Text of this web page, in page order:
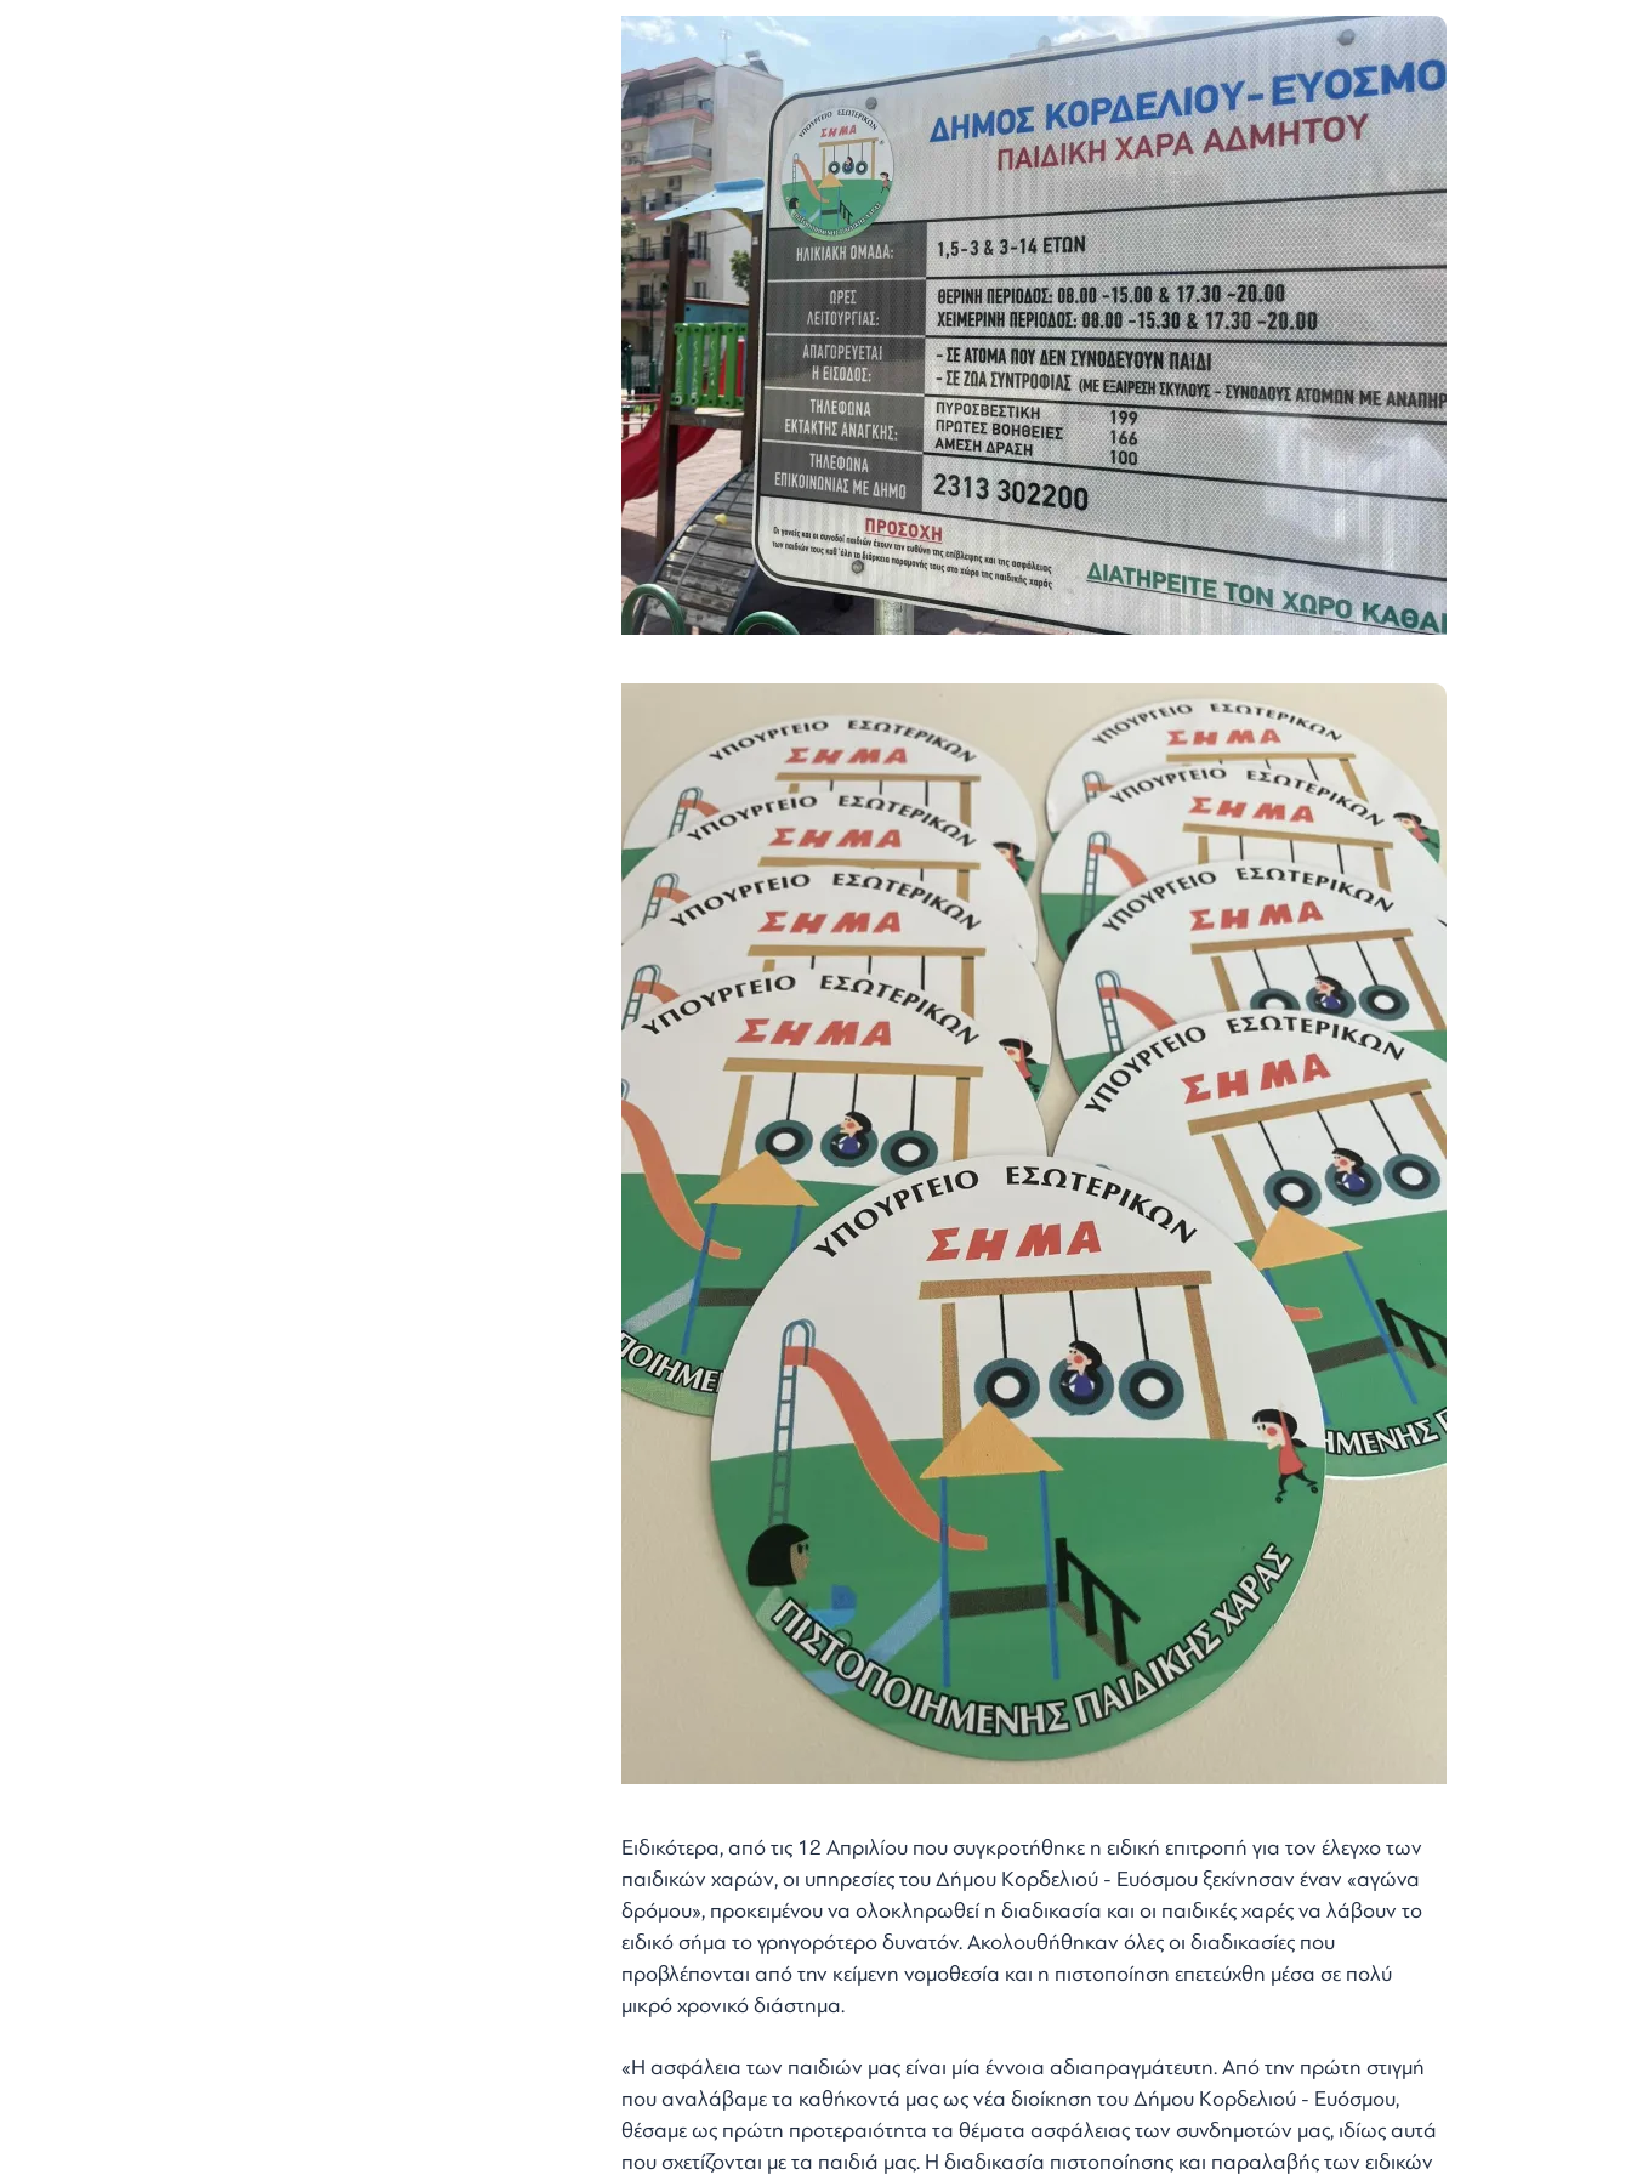
Ειδικότερα, από τις 12 Απριλίου που συγκροτήθηκε η ειδική επιτροπή για τον έλεγχο των
παιδικών χαρών, οι υπηρεσίες του Δήμου Κορδελιού - Ευόσμου ξεκίνησαν έναν «αγώνα
δρόμου», προκειμένου να ολοκληρωθεί η διαδικασία και οι παιδικές χαρές να λάβουν το
ειδικό σήμα το γρηγορότερο δυνατόν. Ακολουθήθηκαν όλες οι διαδικασίες που
προβλέπονται από την κείμενη νομοθεσία και η πιστοποίηση επετεύχθη μέσα σε πολύ
μικρό χρονικό διάστημα.
«Η ασφάλεια των παιδιών μας είναι μία έννοια αδιαπραγμάτευτη. Από την πρώτη στιγμή
που αναλάβαμε τα καθήκοντά μας ως νέα διοίκηση του Δήμου Κορδελιού - Ευόσμου,
θέσαμε ως πρώτη προτεραιότητα τα θέματα ασφάλειας των συνδημοτών μας, ιδίως αυτά
που σχετίζονται με τα παιδιά μας. Η διαδικασία πιστοποίησης και παραλαβής των ειδικών